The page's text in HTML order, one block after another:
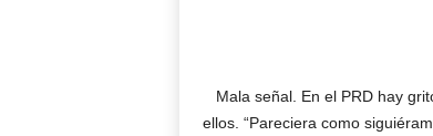
Mala señal. En el PRD hay
ellos. “Pareciera como